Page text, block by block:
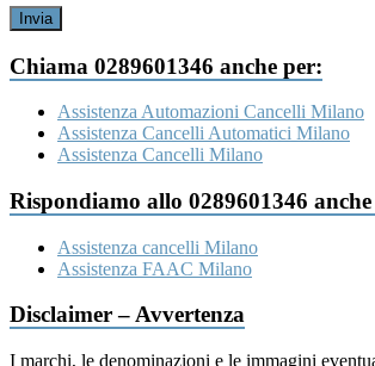
Invia
Chiama 0289601346 anche per:
Assistenza Automazioni Cancelli Milano
Assistenza Cancelli Automatici Milano
Assistenza Cancelli Milano
Rispondiamo allo 0289601346
Assistenza cancelli Milano
Assistenza FAAC Milano
Disclaimer – Avvertenza
I marchi, le denominazioni e le immagini